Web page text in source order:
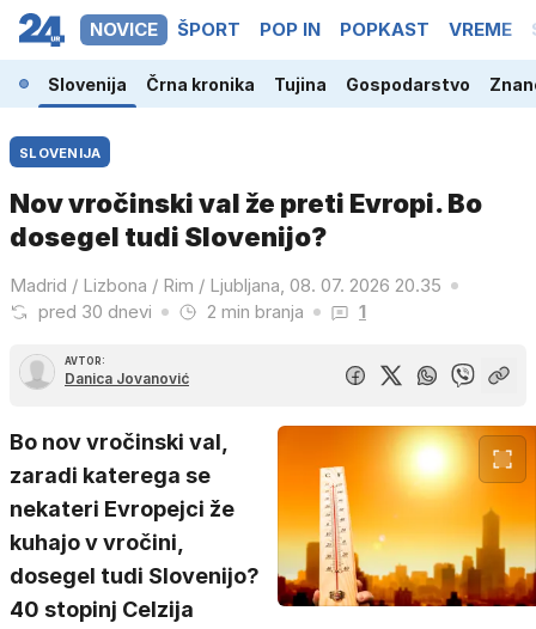
NOVICE ŠPORT POP IN POPKAST VREME
Slovenija Črna kronika Tujina Gospodarstvo
SLOVENIJA
Nov vročinski val že preti Evropi. Bo
dosegel tudi Slovenijo?
Madrid / Lizbona / Rim / Ljubljana, 08. 07. 2026 20.35
pred 30 dnevi
2 min branja 1
AVTOR:
Danica Jovanović
Bo nov vročinski val,
zaradi katerega se
nekateri Evropejci že
kuhajo v vročini,
dosegel tudi Slovenijo?
40 stopinj Celzija